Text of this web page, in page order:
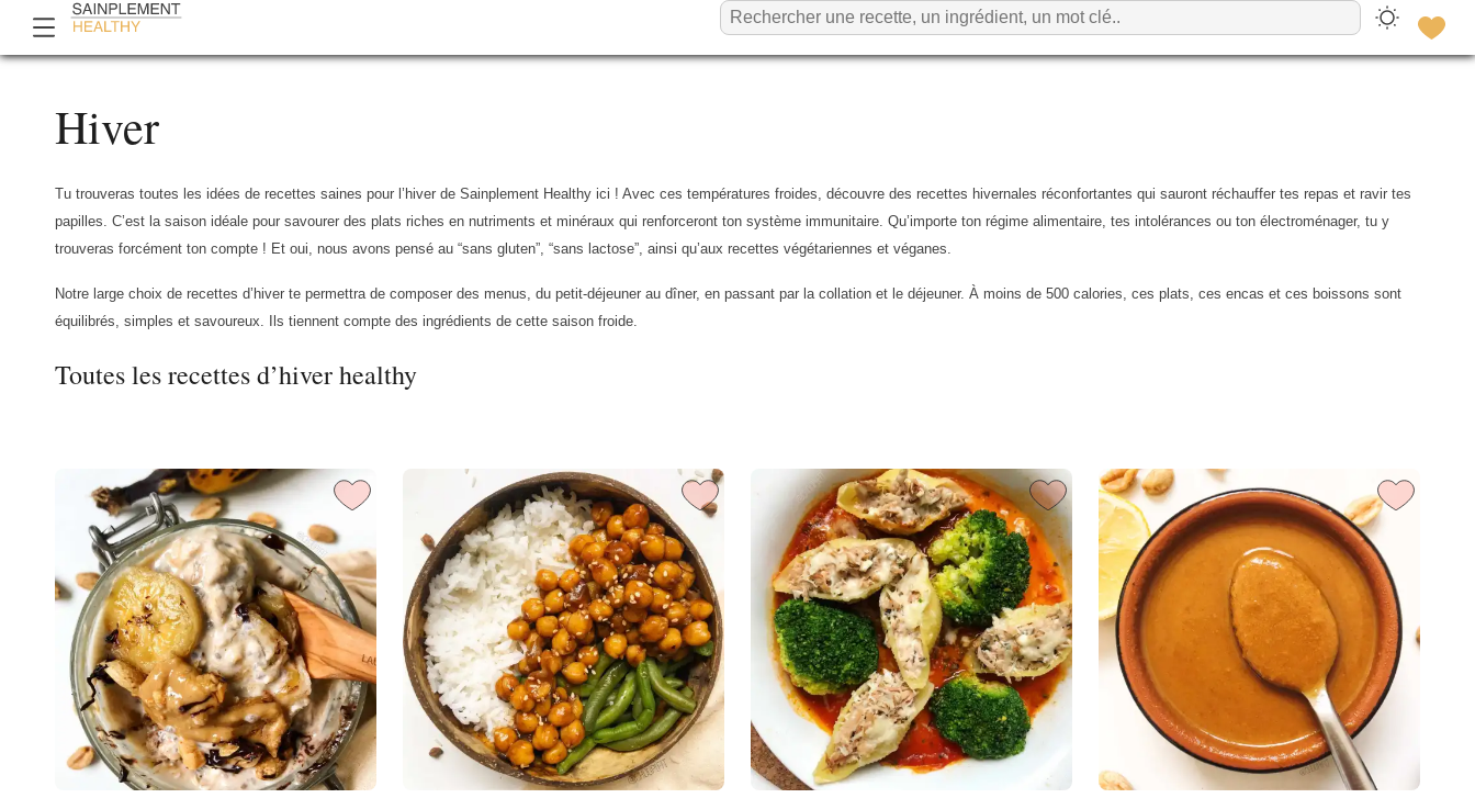
Hiver
Tu trouveras toutes les idées de recettes saines pour l’hiver de Sainplement Healthy ici ! Avec ces températures froides, découvre des recettes hivernales réconfortantes qui sauront réchauffer tes repas et ravir tes
papilles. C’est la saison idéale pour savourer des plats riches en nutriments et minéraux qui renforceront ton système immunitaire. Qu’importe ton régime alimentaire, tes intolérances ou ton électroménager, tu y
trouveras forcément ton compte ! Et oui, nous avons pensé au “sans gluten”, “sans lactose”, ainsi qu’aux recettes végétariennes et véganes.
Notre large choix de recettes d’hiver te permettra de composer des menus, du petit-déjeuner au dîner, en passant par la collation et le déjeuner. À moins de 500 calories, ces plats, ces encas et ces boissons sont
équilibrés, simples et savoureux. Ils tiennent compte des ingrédients de cette saison froide.
Toutes les recettes d’hiver healthy